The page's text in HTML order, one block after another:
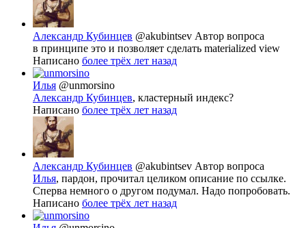
Александр Кубинцев @akubintsev Автор вопроса
в принципе это и позволяет сделать materialized view
Написано более трёх лет назад
Илья @unmorsino
Александр Кубинцев, кластерный индекс?
Написано более трёх лет назад
Александр Кубинцев @akubintsev Автор вопроса
Илья, пардон, прочитал целиком описание по ссылке.
Сперва немного о другом подумал. Надо попробовать.
Написано более трёх лет назад